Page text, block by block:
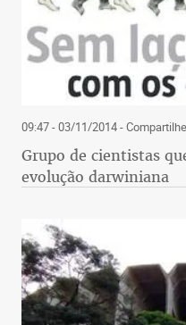
09:47 - 03/11/2014- Compartilhe
Grupo de cientistas
evolução darwiniana